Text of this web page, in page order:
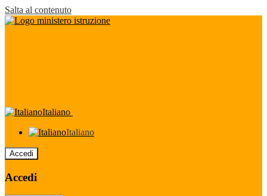
Salta al contenuto
Italiano
Italiano
Accedi
Accedi